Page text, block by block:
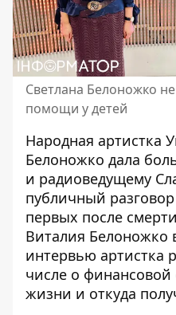
Светлана Белоножко
помощи у детей
Народная артистка
Белоножко дала
и радиоведущему
публичный
первых после
Виталия Белоножко
интервью артистка
числе о
жизни и откуда